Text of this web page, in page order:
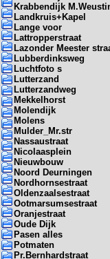
Krabbendijk
Landkruis+Kapel
Lange voor
Lattropperstraat
Lazonder Meester
Lubberdinksweg
Luchtfoto s
Lutterzand
Lutterzandweg
Mekkelhorst
Molendijk
Molens
Mulder_Mr.str
Nassaustraat
Nicolaasplein
Nieuwbouw
Noord Deurningen
Nordhornsestraat
Oldenzaalsestraat
Ootmarsumsestraat
Oranjestraat
Oude Dijk
Pasen alles
Potmaten
Pr.Bernhardstraat